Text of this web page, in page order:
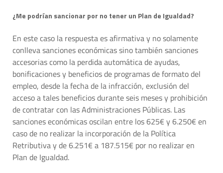
¿Me podrían sancionar por no tener un Plan de Igualdad?
En este caso la respuesta es afirmativa y no solamente
conlleva sanciones económicas sino también sanciones
accesorias como la perdida automática de ayudas,
bonificaciones y beneficios de programas de formato del
empleo, desde la fecha de la infracción, exclusión del
acceso a tales beneficios durante seis meses y prohibición
de contratar con las Administraciones Públicas. Las
sanciones económicas oscilan entre los 625€ y 6.250€ en
caso de no realizar la incorporación de la Política
Retributiva y de 6.251€ a 187.515€ por no realizar en
Plan de Igualdad.